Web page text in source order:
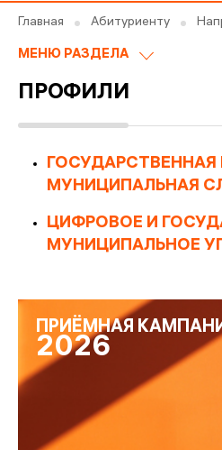
ПРИЁМНАЯ
2026
Главная Абитуриенту
МЕНЮ РАЗДЕЛА
ПРОФИЛИ
ГОСУДАРСТВЕННАЯ
МУНИЦИПАЛЬНАЯ
ЦИФРОВОЕ И
МУНИЦИПАЛЬНОЕ